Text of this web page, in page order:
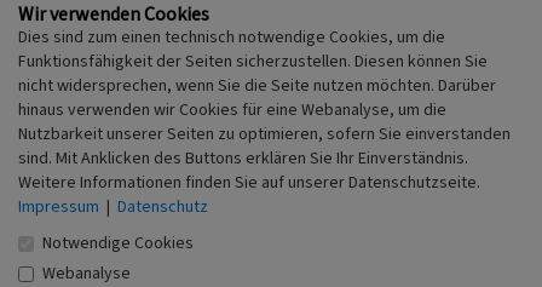
Literatur
Cram, Ilse; Oldenburg, Margret / Bergbau- und
Heimatmuseum der Evangelischen
Kirchengemeinde Essen-Heisingen im Paulushof
(Hrsg.) (2003) Heisingen im Jahr 1803 - zur Zeit der
Säkularisation. Das kleine Dorf in Wort und Bild. S.
20, o. O.
Wir verwenden Cookies
Dies sind zum einen technisch notwendige Cookies, um die
Funktionsfähigkeit der Seiten sicherzustellen. Diesen können Sie
nicht widersprechen, wenn Sie die Seite nutzen möchten. Darüber
hinaus verwenden wir Cookies für eine Webanalyse, um die
Nutzbarkeit unserer Seiten zu optimieren, sofern Sie einverstanden
sind. Mit Anklicken des Buttons erklären Sie Ihr Einverständnis.
Weitere Informationen finden Sie auf unserer Datenschutzseite.
Impressum | Datenschutz
Notwendige Cookies
Webanalyse